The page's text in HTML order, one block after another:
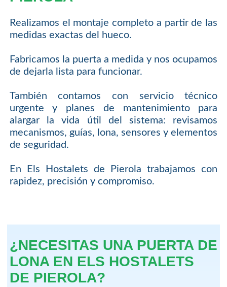
Realizamos el montaje completo a partir de las
medidas exactas del hueco.
Fabricamos la puerta a medida y nos ocupamos
de dejarla lista para funcionar.
También contamos con servicio técnico
urgente y planes de mantenimiento para
alargar la vida útil del sistema: revisamos
mecanismos, guías, lona, sensores y elementos
de seguridad.
En Els Hostalets de Pierola trabajamos con
rapidez, precisión y compromiso.
¿NECESITAS UNA PUERTA DE
LONA EN ELS HOSTALETS
DE PIEROLA?